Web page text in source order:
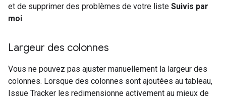
et de supprimer des problèmes de votre liste Suivis par
moi.
Largeur des colonnes
Vous ne pouvez pas ajuster manuellement la largeur des
colonnes. Lorsque des colonnes sont ajoutées au tableau,
Issue Tracker les redimensionne activement au mieux de